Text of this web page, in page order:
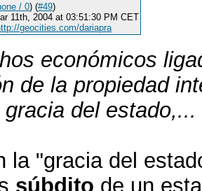
/ 0) (#49)
11th, 2004 at 03:51:30 PM CET
geocities.com/dariapra
económicos
de la propiedad
del estado,...
la "gracia del
súbdito de un